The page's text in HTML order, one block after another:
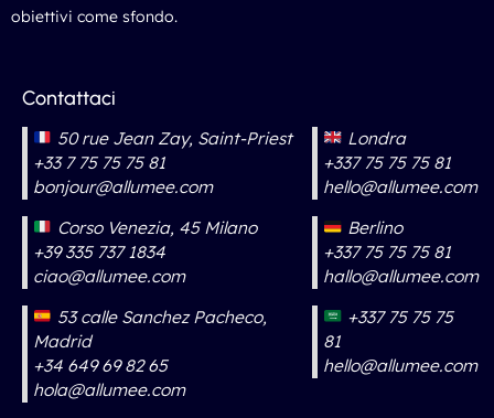
obiettivi come sfondo.
Contattaci
50 rue Jean Zay, Saint-Priest
+33 7 75 75 75 81
bonjour@allumee.com
Corso Venezia, 45 Milano
+39 335 737 1834
ciao@allumee.com
53 calle Sanchez Pacheco,
Madrid
+34 649 69 82 65
hola@allumee.com
Londra
+337 75 75 75 81
hello@allumee.com
Berlino
+337 75 75 75 81
hallo@allumee.com
+337 75 75 75
81
hello@allumee.com